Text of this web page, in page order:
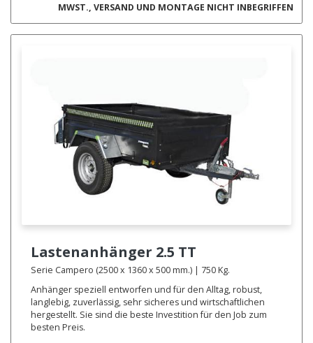
MWST., VERSAND UND MONTAGE NICHT INBEGRIFFEN
Lastenanhänger 2.5 TT
Serie Campero (2500 x 1360 x 500 mm.) | 750 Kg.
Anhänger speziell entworfen und für den Alltag, robust,
langlebig, zuverlässig, sehr sicheres und wirtschaftlichen
hergestellt. Sie sind die beste Investition für den Job zum
besten Preis.